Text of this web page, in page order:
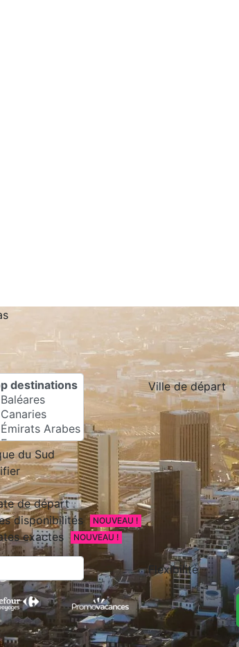
du Sud
Ville de départ
de départ
disponibilités
NOUVEAU !
exactes NOUVEAU !
Flexibilité